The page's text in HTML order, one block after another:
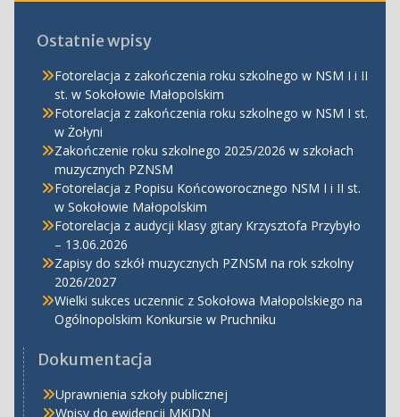
Ostatnie wpisy
Fotorelacja z zakończenia roku szkolnego w NSM I i II
st. w Sokołowie Małopolskim
Fotorelacja z zakończenia roku szkolnego w NSM I st.
w Żołyni
Zakończenie roku szkolnego 2025/2026 w szkołach
muzycznych PZNSM
Fotorelacja z Popisu Końcoworocznego NSM I i II st.
w Sokołowie Małopolskim
Fotorelacja z audycji klasy gitary Krzysztofa Przybyło
– 13.06.2026
Zapisy do szkół muzycznych PZNSM na rok szkolny
2026/2027
Wielki sukces uczennic z Sokołowa Małopolskiego na
Ogólnopolskim Konkursie w Pruchniku
Dokumentacja
Uprawnienia szkoły publicznej
Wpisy do ewidencji MKiDN